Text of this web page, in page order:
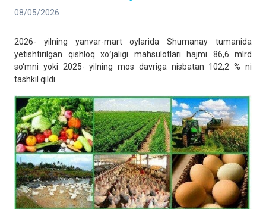
08/05/2026
2026- yilning yanvar-mart oylarida Shumanay tumanida
yetishtirilgan qishloq xoʻjaligi mahsulotlari hajmi 86,6 mlrd
so‘mni yoki 2025- yilning mos davriga nisbatan 102,2 % ni
tashkil qildi.